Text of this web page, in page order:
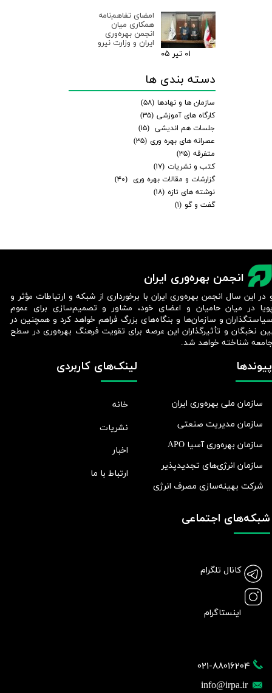
امضای تفاهم‌نامه
همکاری میان
انجمن بهره‌وری
ایران و وزارت نیرو
۰۱ تیر ۰۵
دسته بندی ها
سازمان ها و نهادها (۵۸)
کارگاه های آموزشی (۳۵)
جلسات هم اندیشی (۱۵)
عصرانه های بهره وری (۳۵)
متفرقه (۳۵)
کتب و نشریات (۱۷)
گزارشات و مقالات بهره وری
(۴۰)
نوشته های تازه (۱۸)
گفت و گو (۱)
انجمن بهره‌وری ایران
021-88016204
info@irpa.ir
لینک‌های کاربردی
خانه
نشریات
اخبار
ارتباط با ما
پیوندها
سازمان ملی بهره‌وری ایران
سازمان مدیریت صنعتی
سازمان بهره‌وری آسیا APO
سازمان انرژی‌های تجدیدپذیر
شرکت بهينه‌سازی مصرف انرژی
شبکه‌های اجتماعی
کانال تلگرام
اینستاگرام
در این سال انجمن بهره‌وری ایران با برخورداری از شبکه و ارتباطات مؤثر و
در میان حامیان و اعضای خود، مشاور و تصمیم‌سازی برای عموم
و سازمان‌ها و بنگاه‌های بزرگ فراهم خواهد کرد و همچنین در
نخبگان و تأثیرگذاران این عرصه برای تقویت فرهنگ بهره‌وری در سطح
شناخته خواهد شد.​​​​​​​